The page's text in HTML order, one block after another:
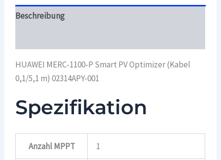
02314APY-
001
Beschreibung
HUAWEI MERC-1100-P Smart PV Optimizer (Kabel
0,1/5,1 m) 02314APY-001
Spezifikation
Anzahl MPPT 1